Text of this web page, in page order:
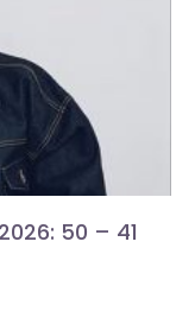
50 – 41